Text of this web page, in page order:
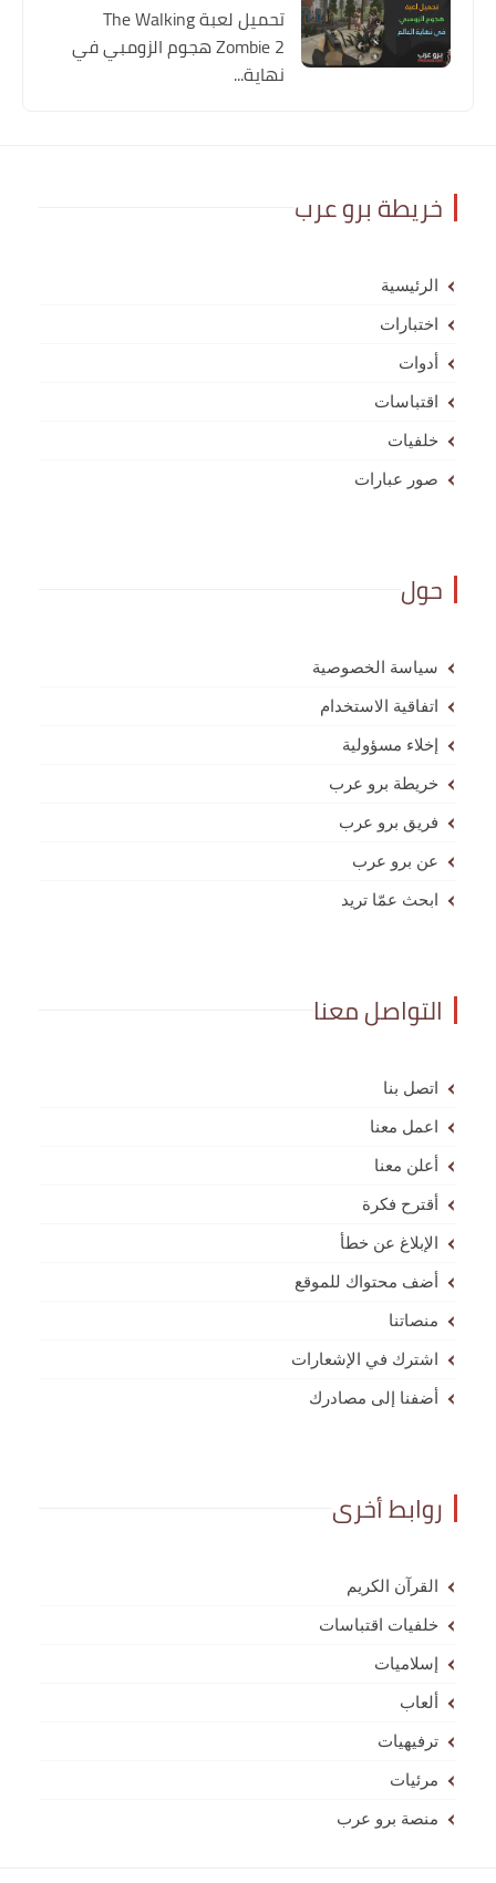
تحميل لعبة The Walking
Zombie 2 هجوم الزومبي في
نهاية...
خريطة برو عرب
الرئيسية
اختبارات
أدوات
اقتباسات
خلفيات
صور عبارات
حول
سياسة الخصوصية
اتفاقية الاستخدام
إخلاء مسؤولية
خريطة برو عرب
فريق برو عرب
عن برو عرب
ابحث عمّا تريد
التواصل معنا
اتصل بنا
اعمل معنا
أعلن معنا
أقترح فكرة
الإبلاغ عن خطأ
أضف محتواك للموقع
منصاتنا
اشترك في الإشعارات
أضفنا إلى مصادرك
روابط أخرى
القرآن الكريم
خلفيات اقتباسات
إسلاميات
ألعاب
ترفيهيات
مرئيات
منصة برو عرب